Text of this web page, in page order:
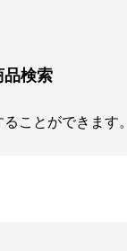
品検索
ことができます。